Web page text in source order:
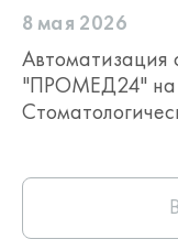
8 мая 2026
"ПРОМЕД24" на